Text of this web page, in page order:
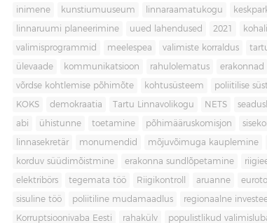
inimene kunstiumuuseum linnaraamatukogu
linnaruumi planeerimine uued lahendused 2021
valimisprogrammid meelespea valimiste korraldus
ülevaade kommunikatsioon rahulolematus erakonnad
võrdse kohtlemise põhimõte kohtusüsteem poliitilise
KOKS demokraatia Tartu Linnavolikogu NETS
abi ühistunne toetamine põhimääruskomisjon
linnasekretär monumendid mõjuvõimuga kauplemine
korduv süüdimõistmine erakonna sundlõpetamine
elektribörs tegemata töö Riigikontroll aruanne
sisuline töö poliitiline mudamaadlus regionaalne
Korruptsioonivaba Eesti rahakülv populistlikud